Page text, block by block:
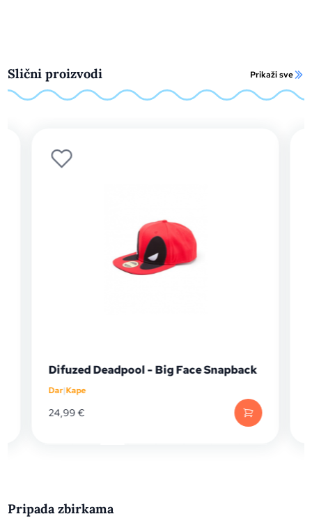
Slični proizvodi Prikaži sve
Difuzed Deadpool - Big Face Snapback
Dar|Kape
24,99€
Pripada zbirkama